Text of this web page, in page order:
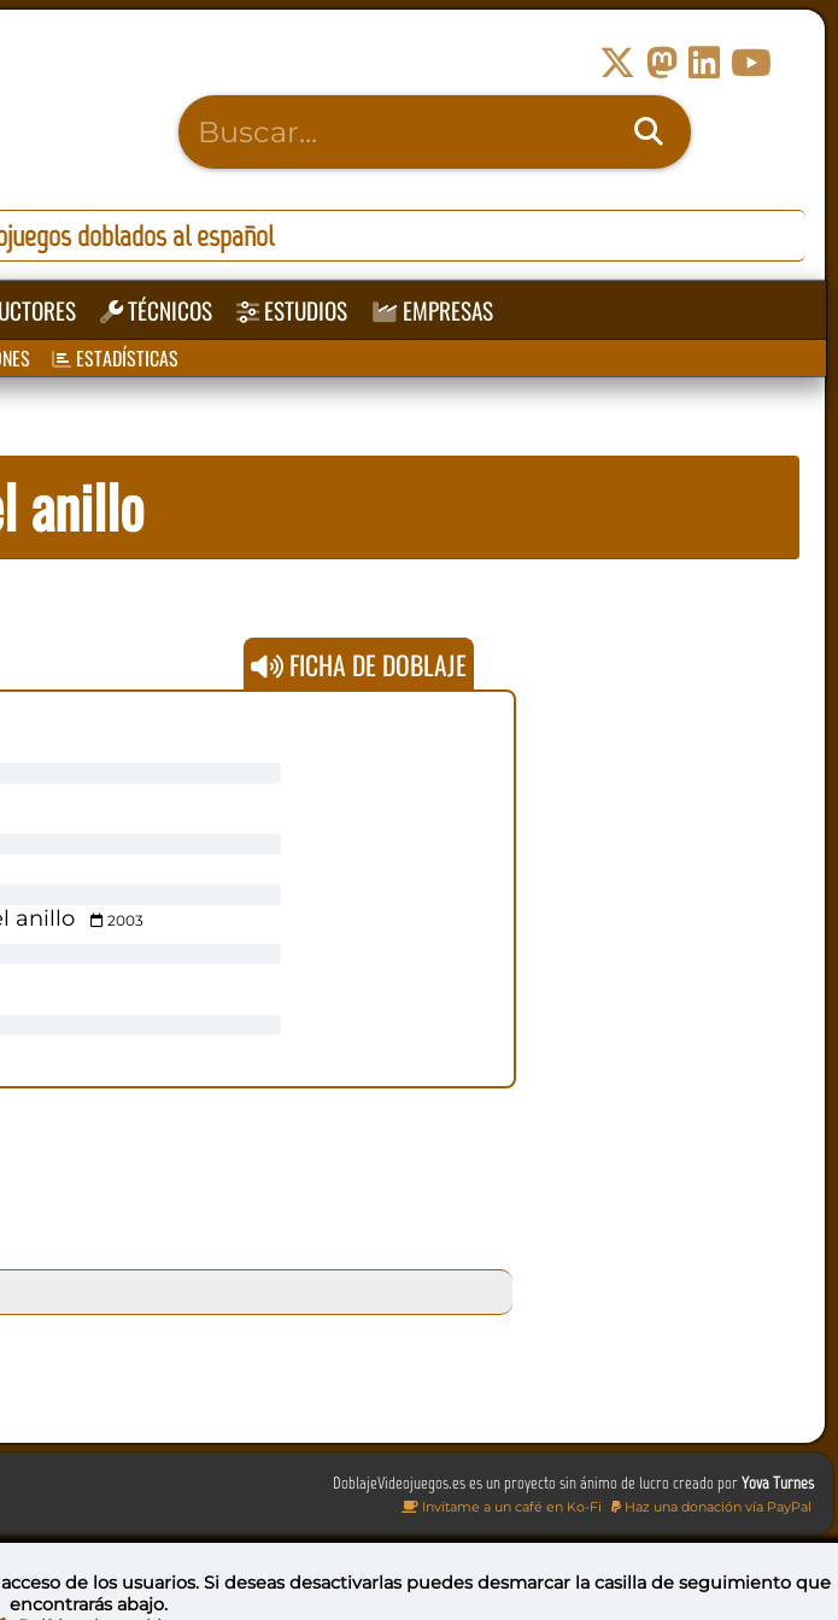
doblados al español
TÉCNICOS ESTUDIOS EMPRESAS
ESTADÍSTICAS
anillo
FICHA DE DOBLAJE
anillo
2003
DoblajeVideojuegos.es es un proyecto sin ánimo de lucro creado porYova Turnes
Invítame a un café en Ko-Fi Haz una donación vía PayPal
Reconocimiento-NoComercial-CompartirIgual 4.0 Internacional
de los usuarios. Si deseas desactivarlas puedesdesmarcar la casilla de seguimiento que
encontrarás abajo.